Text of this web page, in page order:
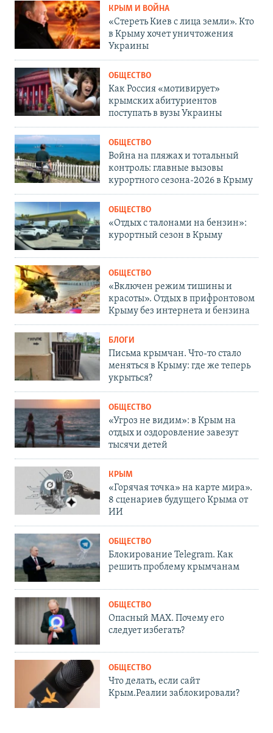
КРЫМ И ВОЙНА
«Стереть Киев с лица земли». Кто
в Крыму хочет уничтожения
Украины
ОБЩЕСТВО
Как Россия «мотивирует»
крымских абитуриентов
поступать в вузы Украины
ОБЩЕСТВО
Война на пляжах и тотальный
контроль: главные вызовы
курортного сезона-2026 в Крыму
ОБЩЕСТВО
«Отдых с талонами на бензин»:
курортный сезон в Крыму
ОБЩЕСТВО
«Включен режим тишины и
красоты». Отдых в прифронтовом
Крыму без интернета и бензина
БЛОГИ
Письма крымчан. Что-то стало
меняться в Крыму: где же теперь
укрыться?
ОБЩЕСТВО
«Угроз не видим»: в Крым на
отдых и оздоровление завезут
тысячи детей
КРЫМ
«Горячая точка» на карте мира».
8 сценариев будущего Крыма от
ИИ
ОБЩЕСТВО
Блокирование Telegram. Как
решить проблему крымчанам
ОБЩЕСТВО
Опасный MAX. Почему его
следует избегать?
ОБЩЕСТВО
Что делать, если сайт
Крым.Реалии заблокировали?